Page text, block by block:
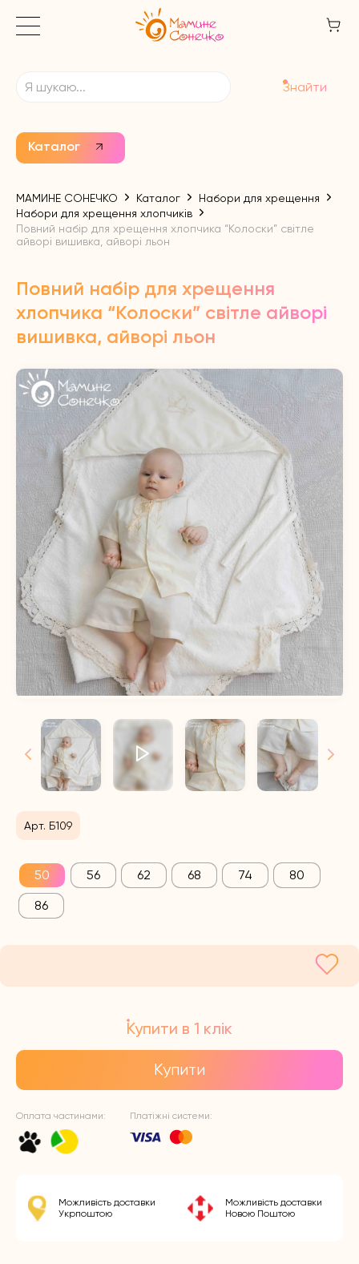
Каталог
Знайти
МАМИНЕ СОНЕЧКО Каталог
Набори для хрещення
Набори для хрещення хлопчиків
Повний набір для хрещення хлопчика “Колоски” світле
айворі вишивка, айворі льон
Повний набір для хрещення
хлопчика “Колоски” світле айворі
вишивка, айворі льон
Арт. Б109
50 56 62 68 74
80
86
Купити в 1 клік
Купити
Оплата частинами: Платіжні системи:
Можливість доставки
Укрпоштою
Можливість доставки
Новою Поштою